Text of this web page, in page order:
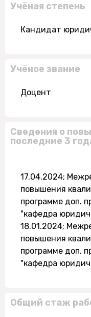
Учёная степень
Кандидат
Учёное звание
Доцент
Сведения о
последние 3
17.04.2024;
повышения
программе доп.
"кафедра
18.01.2024;
повышения
программе доп.
"кафедра
Общий стаж